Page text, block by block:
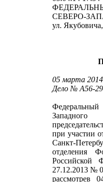
СЕВЕРО-
ул.
05 марта
Дело № А56-
при участии
Санкт-
отделения
Российской
27.12.2013 №
рассмотрев